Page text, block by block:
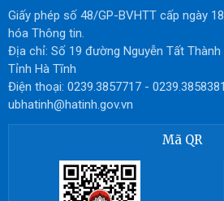
Giấy phép số 48/GP-BVHTT cấp ngày
hóa Thông tin.
Địa chỉ: Số 19 đường Nguyễn Tất
Tỉnh Hà Tĩnh
Điện thoại: 0239.3857717 -
ubhatinh@hatinh.gov.vn
Mã QR